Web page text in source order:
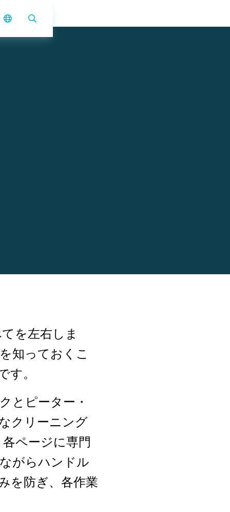
を左右しま
知っておくこ
す。
とピーター・
クリーニング
ページに専門
がらハンドル
を防ぎ、各作業